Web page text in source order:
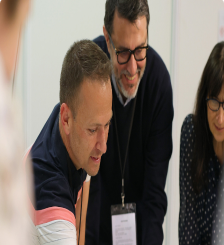
Connexion à votre espace